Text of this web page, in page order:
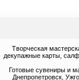
Творческая
декупажные карты,
Готовые сувениры и
Днепропетровск,